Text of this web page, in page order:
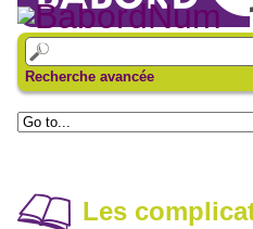
Recherche avancée
Les